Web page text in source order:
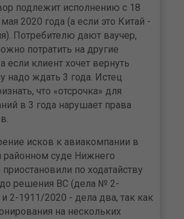
подлежит исполнению с 18
2020 года (а если это Китай -
Потребителю дают ваучер,
потратить на другие
если клиент хочет вернуть
надо ждать 3 года. Истец
что «отсрочка» для
в 3 года нарушает права
исков к авиакомпании в
районном суде Нижнего
по ходатайству
решения ВС (дела № 2-
2-1911/2020 - дела два, так как
на нескольких